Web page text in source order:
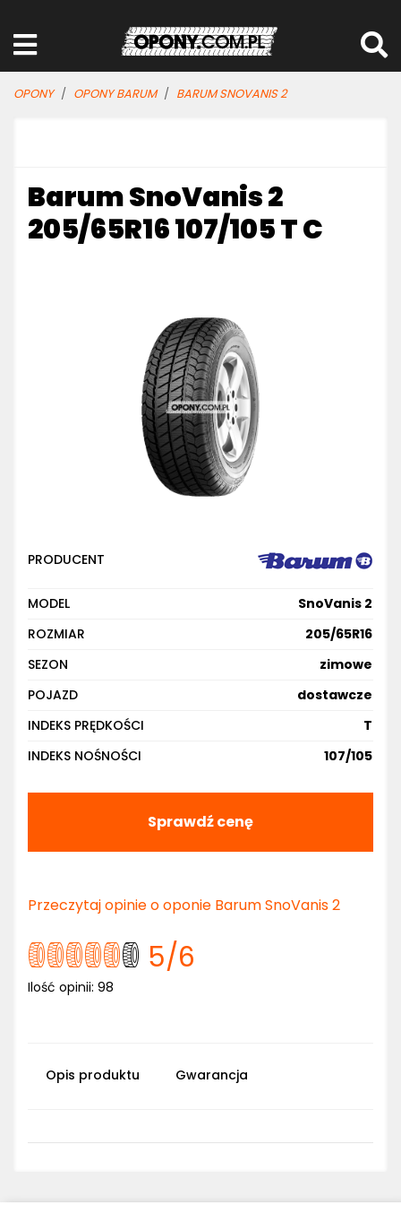
OPONY OPONY BARUM BARUM SNOVANIS 2
Barum SnoVanis 2
205/65R16 107/105 T C
PRODUCENT
MODEL
SnoVanis 2
ROZMIAR
205/65R16
SEZON
zimowe
POJAZD
dostawcze
INDEKS PRĘDKOŚCI
T
INDEKS NOŚNOŚCI
107/105
Sprawdź cenę
Przeczytaj opinie o oponie Barum SnoVanis 2
5/6
Ilość opinii: 98
Opis produktu Gwarancja